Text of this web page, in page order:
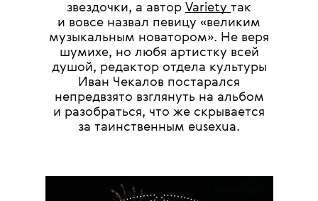
звездочки, а автор Variety так
и вовсе назвал певицу «великим
музыкальным новатором». Не веря
шумихе, но любя артистку всей
душой, редактор отдела культуры
Иван Чекалов постарался
непредвзято взглянуть на альбом
и разобраться, что же скрывается
за таинственным eusexua.